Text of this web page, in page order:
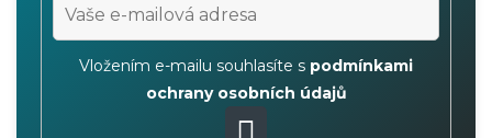
Vložením e-mailu souhlasíte s podmínkami
ochrany osobních údajů